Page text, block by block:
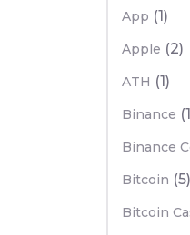
App (1)
Apple (2)
ATH (1)
Binance
Binance
Bitcoin (5)
Bitcoin